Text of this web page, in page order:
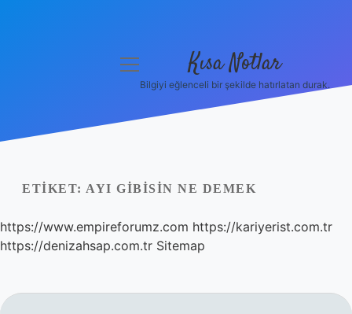
Yasal Uyarı
Hakkımızda
menüyü
Kısa Notlar
Bilgiyi eğlenceli bir şekilde hatırlatan durak.
ETIKET: AYI GIBISIN NE DEMEK
https://www.empireforumz.com https://kariyerist.com.tr
https://denizahsap.com.tr Sitemap